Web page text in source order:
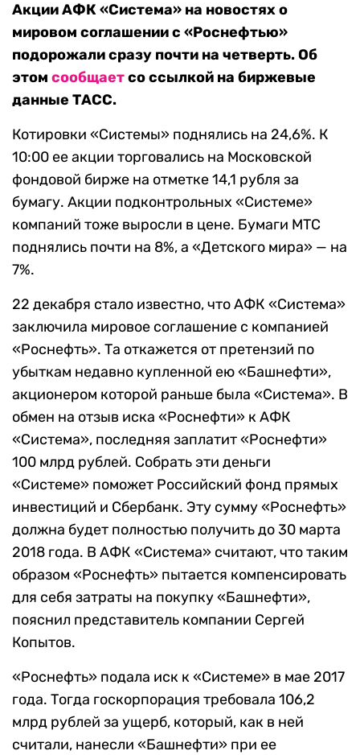
Акции АФК «Система» на новостях о
мировом соглашении с «Роснефтью»
подорожали сразу почти на четверть. Об
этом сообщаетсо ссылкой на биржевые
данные ТАСС.
Котировки «Системы» поднялись на 24,6%. К
10:00 ее акции торговались на Московской
фондовой бирже на отметке 14,1 рубля за
бумагу. Акции подконтрольных «Системе»
компаний тоже выросли в цене. Бумаги МТС
поднялись почти на 8%, а «Детского мира» — на
7%.
22 декабря стало известно, что АФК «Система»
заключила мировое соглашение с компанией
«Роснефть». Та откажется от претензий по
убыткам недавно купленной ею «Башнефти»,
акционером которой раньше была «Система». В
обмен на отзыв иска «Роснефти» к АФК
«Система», последняя заплатит «Роснефти»
100 млрд рублей. Собрать эти деньги
«Системе» поможет Российский фонд прямых
инвестиций и Сбербанк. Эту сумму «Роснефть»
должна будет полностью получить до 30 марта
2018 года. В АФК «Система» считают, что таким
образом «Роснефть» пытается компенсировать
для себя затраты на покупку «Башнефти»,
пояснил представитель компании Сергей
Копытов.
«Роснефть» подала иск к «Системе» в мае 2017
года. Тогда госкорпорация требовала 106,2
млрд рублей за ущерб, который, как в ней
считали, нанесли «Башнефти» при ее